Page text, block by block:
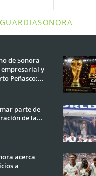
de Sonora
y
Peñasco:...
parte de
de la...
acerca
a